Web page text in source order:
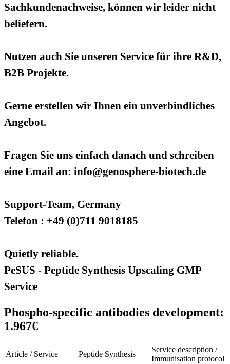
Sachkundenachweise, können wir leider nicht
beliefern.
Nutzen auch Sie unseren Service für ihre R&D,
B2B Projekte.
Gerne erstellen wir Ihnen ein unverbindliches
Angebot.
Fragen Sie uns einfach danach und schreiben
eine Email an: info@genosphere-biotech.de
Support-Team, Germany
Telefon : +49 (0)711 9018185
Quietly reliable.
PeSUS - Peptide Synthesis Upscaling GMP
Service
Phospho-specific antibodies development:
1.967€
Article / Service Peptide Synthesis
Service description /
Immunisation protocol